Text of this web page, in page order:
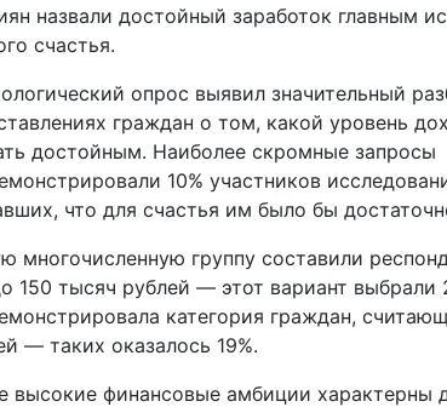
назвали достойный заработок главным
счастья.
опрос выявил значительный
граждан о том, какой уровень
достойным. Наиболее скромные запросы
10% участников
что для счастья им было бы
многочисленную группу составили
150 тысяч рублей — этот вариант выбрали
категория граждан,
— таких оказалось 19%.
высокие финансовые амбиции характерны